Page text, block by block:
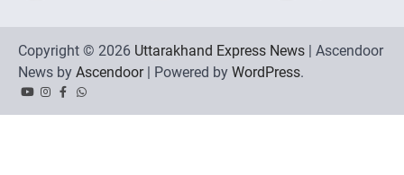
Copyright © 2026 Uttarakhand Express News | Ascendoor
News by Ascendoor| Powered by WordPress.
YouTubeInstagram
Facebook
Whatsapp